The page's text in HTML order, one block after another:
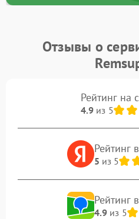
Отзывы о
Рейтинг на
4.9из 5
Рейтинг
5 из 5
Рейтинг
4.9из 5